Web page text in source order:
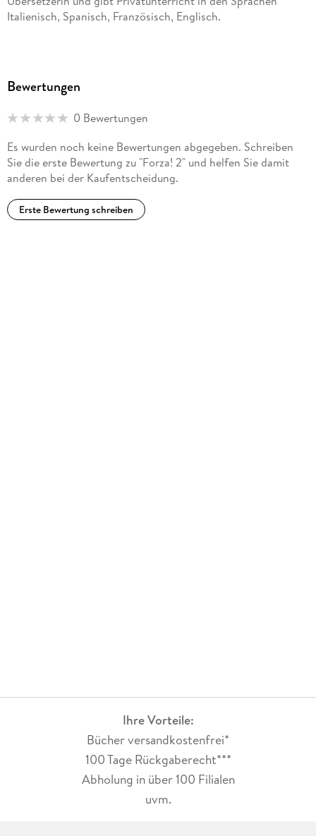
Italienisch, Spanisch, Französisch, Englisch.
Bewertungen
0 Bewertungen
Es wurden noch keine Bewertungen abgegeben. Schreiben
Sie die erste Bewertung zu "Forza! 2" und helfen Sie damit
anderen bei der Kaufentscheidung.
Erste Bewertung schreiben
Ihre Vorteile:
Bücher versandkostenfrei*
100 Tage Rückgaberecht***
Abholung in über 100 Filialen
uvm.